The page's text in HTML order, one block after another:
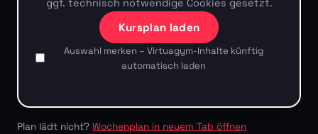
ggf. technisch notwendige Cookies gesetzt.
Kursplan laden
Auswahl merken – Virtuagym-Inhalte künftig
automatisch laden
Plan lädt nicht? Wochenplan in neuem Tab öffnen